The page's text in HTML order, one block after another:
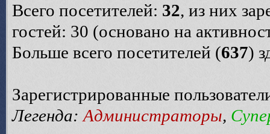
Всего посетителей: 32, из них
гостей: 30 (основано на
Больше всего посетителей (637)
Зарегистрированные
Легенда: Администраторы,